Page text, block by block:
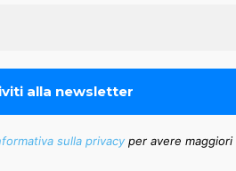
sulla privacy per avere maggiori